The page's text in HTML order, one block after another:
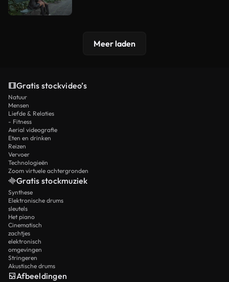
Meer laden
Gratis stockvideo’s
Natuur
Mensen
Liefde & Relaties
- Fitness
Aerial videografie
Eten en drinken
Reizen
Vervoer
Technologieën
Zoom virtuele achtergronden
Gratis stockmuziek
Synthese
Elektronische drums
sleutels
Het piano
Cinematisch
zachtjes
elektronisch
omgevingen
Stringeren
Akustische drums
Afbeeldingen